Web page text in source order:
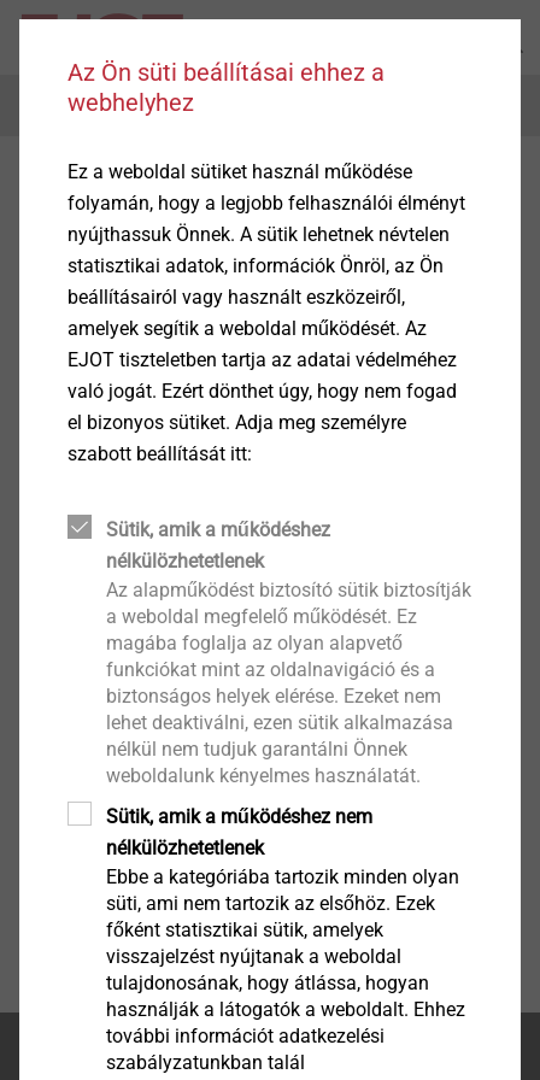
Menu
Egyéb dokumentumok
Adatlapok előméretezés elkészítéséhez
Checklist CROSSFIX.pdf 194 KB
Questionnaire Pre-calculation Flat roof.pdf
Questionnaire Pre-calculation ILC Roof.pdf
Questionnaire Pre-calculation ILC Wall.pdf
Questionnaire Pre-calculation Rainscreen Facades.pdf
Questionnaire Pre-calculation Solar.pdf
Az oldal teteje
Az Ön süti beállításai ehhez a
webhelyhez
Ez a weboldal sütiket használ működése
folyamán, hogy a legjobb felhasználói élményt
nyújthassuk Önnek. A sütik lehetnek névtelen
statisztikai adatok, információk Önröl, az Ön
beállításairól vagy használt eszközeiről,
amelyek segítik a weboldal működését. Az
EJOT tiszteletben tartja az adatai védelméhez
való jogát. Ezért dönthet úgy, hogy nem fogad
el bizonyos sütiket. Adja meg személyre
szabott beállítását itt:
Sütik, amik a működéshez
nélkülözhetetlenek
Az alapműködést biztosító sütik biztosítják
a weboldal megfelelő működését. Ez
magába foglalja az olyan alapvető
funkciókat mint az oldalnavigáció és a
biztonságos helyek elérése. Ezeket nem
lehet deaktiválni, ezen sütik alkalmazása
nélkül nem tudjuk garantálni Önnek
weboldalunk kényelmes használatát.
Sütik, amik a működéshez nem
nélkülözhetetlenek
Ebbe a kategóriába tartozik minden olyan
süti, ami nem tartozik az elsőhöz. Ezek
főként statisztikai sütik, amelyek
visszajelzést nyújtanak a weboldal
tulajdonosának, hogy átlássa, hogyan
használják a látogatók a weboldalt. Ehhez
további információt adatkezelési
szabályzatunkban talál